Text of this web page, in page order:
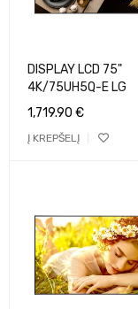
DISPLAY LCD 75"
4K/75UH5Q-E LG
1,719.90 €
Į KREPŠELĮ